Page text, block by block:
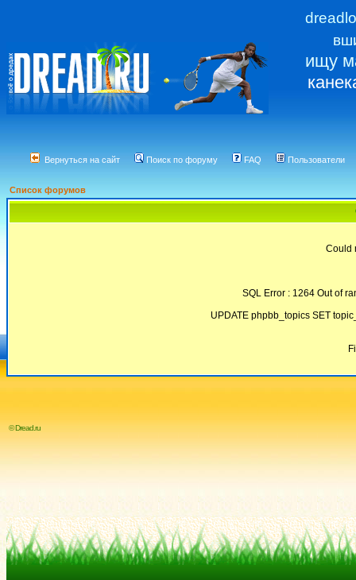
ищу
Вернуться на сайт Поиск по форуму FAQ Пользователи
Список форумов
Could
SQL Error : 1264 Out of
UPDATE phpbb_topics SET
© Dread.ru